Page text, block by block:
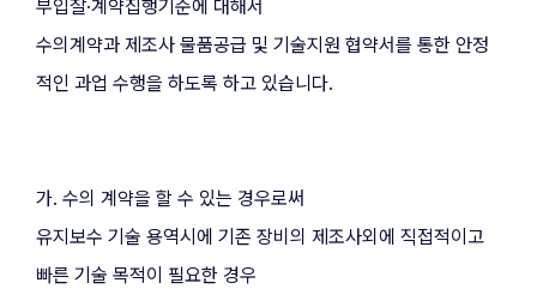
부입찰·계약집행기준에 대해서
수의계약과 제조사 물품공급 및 기술지원 협약서를 통한 안정
적인 과업 수행을 하도록 하고 있습니다.
가. 수의 계약을 할 수 있는 경우로써
유지보수 기술 용역시에 기존 장비의 제조사외에 직접적이고
빠른 기술 목적이 필요한 경우